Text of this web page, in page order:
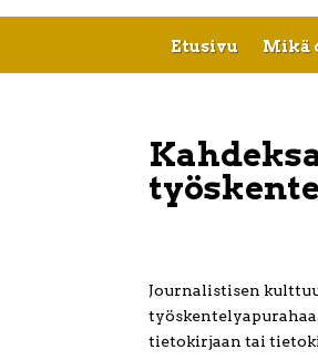
Etusivu Mikä
Journalistisen
tietokirjaan tai